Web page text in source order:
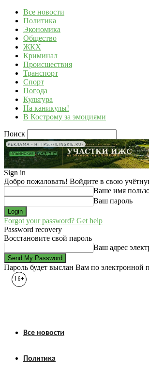
Все новости
Политика
Экономика
Общество
ЖКХ
Криминал
Происшествия
Транспорт
Спорт
Погода
Культура
На каникулы!
В Кострому за эмоциями
Поиск
РЕКЛАМА • HTTPS://ILINSKIE.RU/
Sign in
Добро пожаловать! Войдите в свою
Ваше имя
Ваш пароль
Forgot your password? Get help
Password recovery
Восстановите свой пароль
Ваш адрес
Пароль будет выслан Вам по электронной
16+
Все новости
Политика